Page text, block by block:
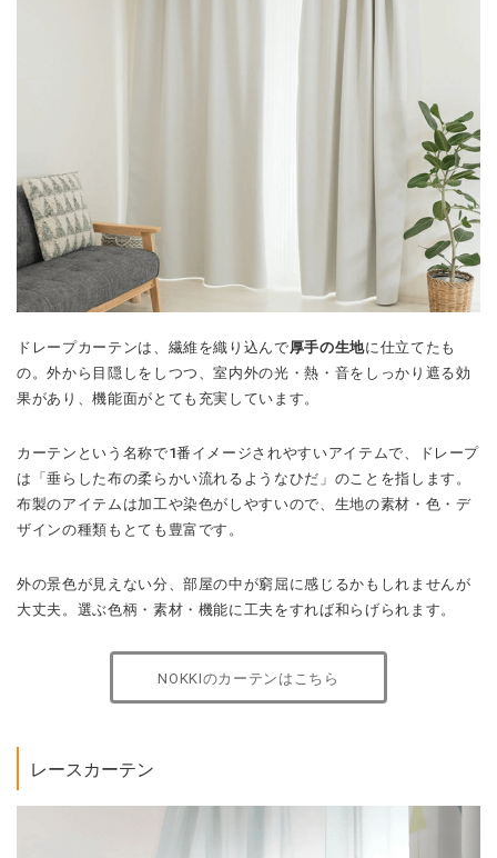
ドレープカーテンは、繊維を織り込んで厚手の生地に仕立てたも
の。外から目隠しをしつつ、室内外の光・熱・音をしっかり遮る効
果があり、機能面がとても充実しています。
カーテンという名称で1番イメージされやすいアイテムで、ドレープ
は「垂らした布の柔らかい流れるようなひだ」のことを指します。
布製のアイテムは加工や染色がしやすいので、生地の素材・色・デ
ザインの種類もとても豊富です。
外の景色が見えない分、部屋の中が窮屈に感じるかもしれませんが
大丈夫。選ぶ色柄・素材・機能に工夫をすれば和らげられます。
NOKKIのカーテンはこちら
レースカーテン